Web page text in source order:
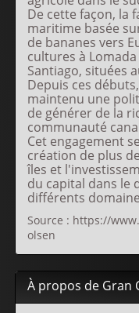
De cette façon, la
maritime basée
de bananes vers
cultures à
Santiago, situées
Depuis ces
maintenu une
de générer de la
communauté
Cet engagement
création de plus
îles et
du capital dans le
différents
Source : https://
olsen
À propos de Gran